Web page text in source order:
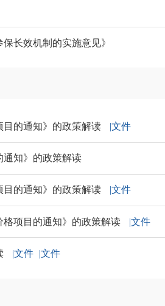
长效机制的实施意见》
目的通知》的政策解读 |文件
通知》的政策解读
目的通知》的政策解读 |文件
格项目的通知》的政策解读 |文件
|文件 |文件